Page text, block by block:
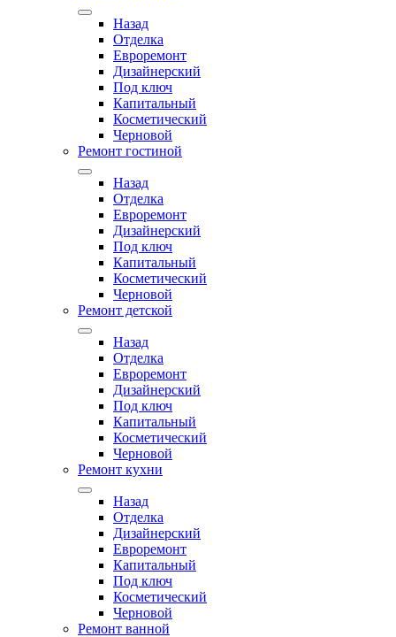
Назад
Отделка
Евроремонт
Дизайнерский
Под ключ
Капитальный
Косметический
Черновой
Ремонт гостиной
Назад
Отделка
Евроремонт
Дизайнерский
Под ключ
Капитальный
Косметический
Черновой
Ремонт детской
Назад
Отделка
Евроремонт
Дизайнерский
Под ключ
Капитальный
Косметический
Черновой
Ремонт кухни
Назад
Отделка
Дизайнерский
Евроремонт
Капитальный
Под ключ
Косметический
Черновой
Ремонт ванной